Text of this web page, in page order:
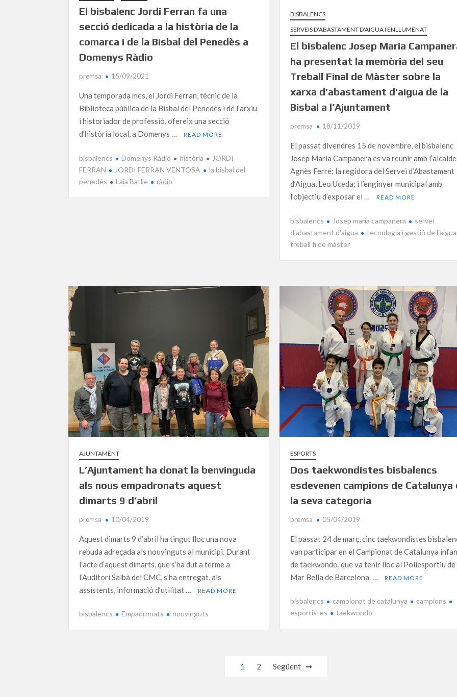
El bisbalenc Jordi Ferran fa una
secció dedicada a la història de la
comarca i de la Bisbal del Penedès a
Domenys Ràdio
premsa 15/09/2021
Una temporada més, el Jordi Ferran, tècnic de la
Biblioteca pública de la Bisbal del Penedès i de l’arxiu
i historiador de professió, ofereix una secció
d’història local, a Domenys …
READ MORE
bisbalencs Domenys Ràdio història
JORDI
FERRAN
JORDI FERRAN VENTOSA
la bisbal del
penedès
Laia Batlle ràdio
BISBALENCS
SERVEIS D'ABASTAMENT D'AIGUA I ENLLUMENAT
El bisbalenc Josep Maria
ha presentat la memòria del seu
Treball Final de Màster sobre la
xarxa d’abastament d’aigua de la
Bisbal a l’Ajuntament
premsa 18/11/2019
El passat divendres 15 de novembre, el bisbalenc
Josep Maria Campanera es va reunir amb
Agnès Ferré; la regidora del Servei d’Abastament
d’Aigua, Leo Uceda; i l’enginyer municipal amb
l’objectiu d’exposar el …
READ MORE
bisbalencs Josep maria campanera
servei
d'abastament d'aigua
tecnologia i gestió de l'aigua
treball fi de màster
AJUNTAMENT
L’Ajuntament ha donat la benvinguda
als nous empadronats aquest
dimarts 9 d’abril
premsa 10/04/2019
Aquest dimarts 9 d’abril ha tingut lloc una nova
rebuda adreçada als nouvinguts al municipi. Durant
l’acte d’aquest dimarts, que s’ha dut a terme a
l’Auditori Salbà del CMC, s’ha entregat, als
assistents, informació d’utilitat …
READ MORE
bisbalencs Empadronats nouvinguts
ESPORTS
Dos taekwondistes bisbalencs
esdevenen campions de Catalunya
la seva categoria
premsa 05/04/2019
El passat 24 de març, cinc taekwondistes
van participar en el Campionat de Catalunya
de taekwondo, que va tenir lloc al Poliesportiu de
Mar Bella de Barcelona. …
READ MORE
bisbalencs campionat de catalunya
campions
esportistes
taekwondo
1 2 Següent